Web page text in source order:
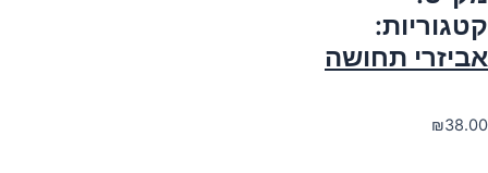
קטגוריות:
אביזרי תחושה
₪38.00